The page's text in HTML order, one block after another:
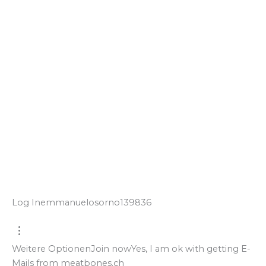
Log Inemmanuelosorno139836
Weitere OptionenJoin nowYes, I am ok with getting E-
Mails from meatbones.ch